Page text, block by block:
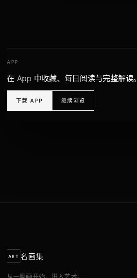
APP
在 App 中收藏、每日阅读与完整解读。
下载 APP 继续浏览
ART 名画集
从一幅画开始，进入艺术。